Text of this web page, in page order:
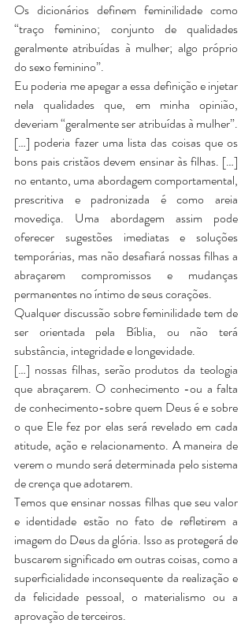
Os dicionários definem feminilidade como
“traço feminino; conjunto de qualidades
geralmente atribuídas à mulher; algo próprio
do sexo feminino”.
Eu poderia me apegar a essa definição e injetar
nela qualidades que, em minha opinião,
deveriam “geralmente ser atribuídas à mulher”.
[…] poderia fazer uma lista das coisas que os
bons pais cristãos devem ensinar às filhas. […]
no entanto, uma abordagem comportamental,
prescritiva e padronizada é como areia
movediça. Uma abordagem assim pode
oferecer sugestões imediatas e soluções
temporárias, mas não desafiará nossas filhas a
abraçarem compromissos e mudanças
permanentes no íntimo de seus corações.
Qualquer discussão sobre feminilidade tem de
ser orientada pela Bíblia, ou não terá
substância, integridade e longevidade.
[…] nossas filhas, serão produtos da teologia
que abraçarem. O conhecimento -ou a falta
de conhecimento-sobre quem Deus é e sobre
o que Ele fez por elas será revelado em cada
atitude, ação e relacionamento. A maneira de
verem o mundo será determinada pelo sistema
de crença que adotarem.
Temos que ensinar nossas filhas que seu valor
e identidade estão no fato de refletirem a
imagem do Deus da glória. Isso as protegerá de
buscarem significado em outras coisas, como a
superficialidade inconsequente da realização e
da felicidade pessoal, o materialismo ou a
aprovação de terceiros.